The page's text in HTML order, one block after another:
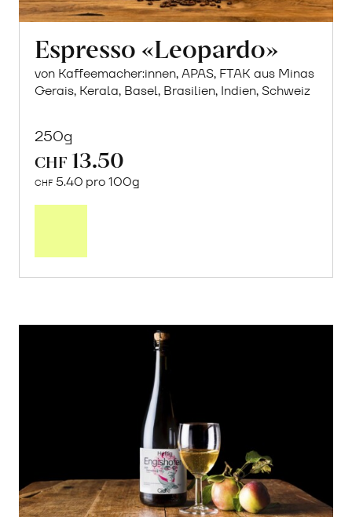
Espresso «Leopardo»
von Kaffeemacher:innen, APAS, FTAK aus Minas
Gerais, Kerala, Basel, Brasilien, Indien, Schweiz
250g
CHF 13.50
CHF 5.40 pro 100g